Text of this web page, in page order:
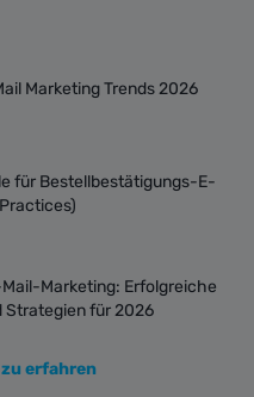
Marketing Trends 2026
für Bestellbestätigungs-E-
Marketing: Erfolgreiche
Strategien für 2026
erfahren